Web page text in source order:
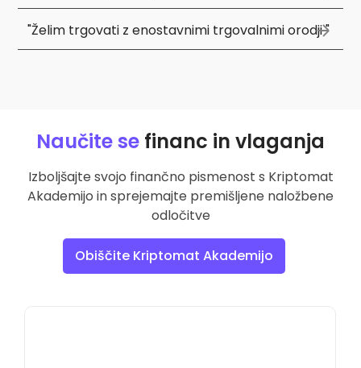
"Želim trgovati z enostavnimi trgovalnimi orodji "
Naučite se financ in vlaganja
Izboljšajte svojo finančno pismenost s Kriptomat
Akademijo in sprejemajte premišljene naložbene
odločitve
Obiščite Kriptomat Akademijo